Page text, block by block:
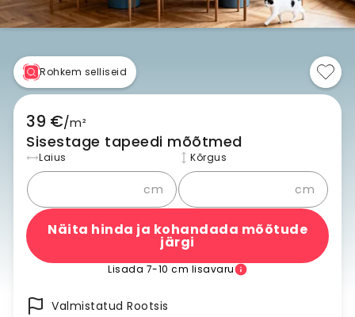
Rohkem selliseid
39 €/m²
Sisestage tapeedi mõõtmed
Laius
cm
Kõrgus
cm
Näita hinda ja kohandada mõõtude
järgi
Lisada 7-10 cm lisavaru
Valmistatud Rootsis